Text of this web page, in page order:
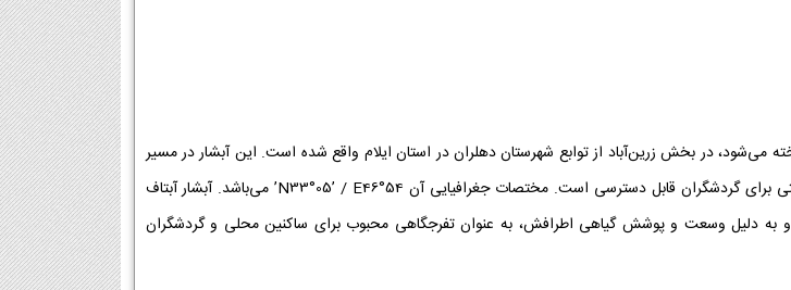
می‌شود، در بخش زرین‌آباد از توابع شهرستان دهلران در استان ایلام واقع شده است. این آبشار در مسیر
جاده میمه به پهله زرین‌آباد قرار دارد و به‌راحتی برای گردشگران قابل دسترسی است. مختصات جغرافیایی آن N33°05’ / E46°54’ می‌باشد. آبشار آبتاف
و به دلیل وسعت و پوشش گیاهی اطرافش، به عنوان تفرجگاهی محبوب برای ساکنین محلی و گردشگران